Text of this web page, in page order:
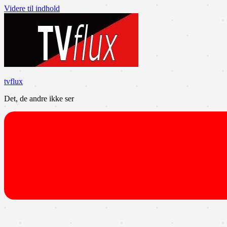
Videre til indhold
tvflux
Det, de andre ikke ser